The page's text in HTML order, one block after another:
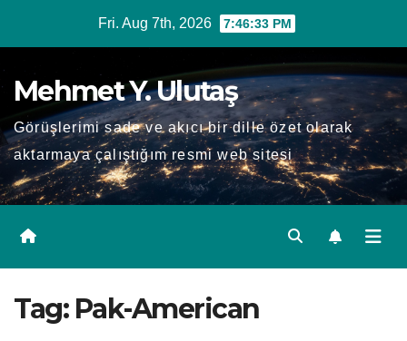
content
Fri. Aug 7th, 2026 7:46:34 PM
Mehmet Y. Ulutaş
Görüşlerimi sade ve akıcı bir dille özet olarak
aktarmaya çalıştığım resmi web sitesi
Tag: Pak-American